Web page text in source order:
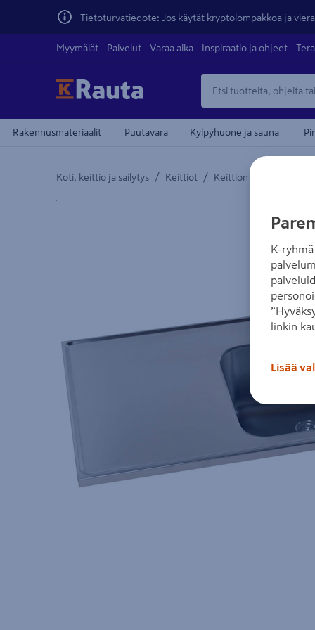
Tietoturvatiedote: Jos käytät kryptolompakkoa ja
Myymälät Palvelut Varaa aika Inspiraatio ja ohjeet
Rakennusmateriaalit Puutavara Kylpyhuone ja sauna
Koti, keittiö ja säilytys / Keittiöt / Keittiön altaat ja hanat
Yksityiskohtainen kuvaus löytyy Tuotteen kuvaus -
K-
linkin
Lisää